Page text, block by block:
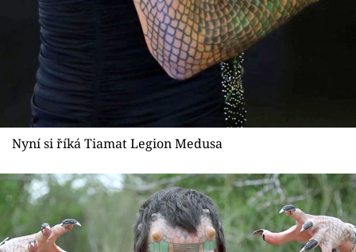
Nyní si říká Tiamat Legion Medusa